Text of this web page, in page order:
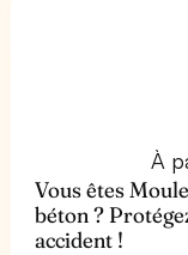
À
Vous êtes
béton ?
accident !